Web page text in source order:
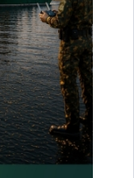
lai
un